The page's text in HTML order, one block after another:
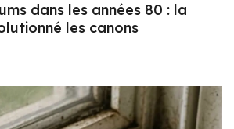
dans les années 80 : la
les canons